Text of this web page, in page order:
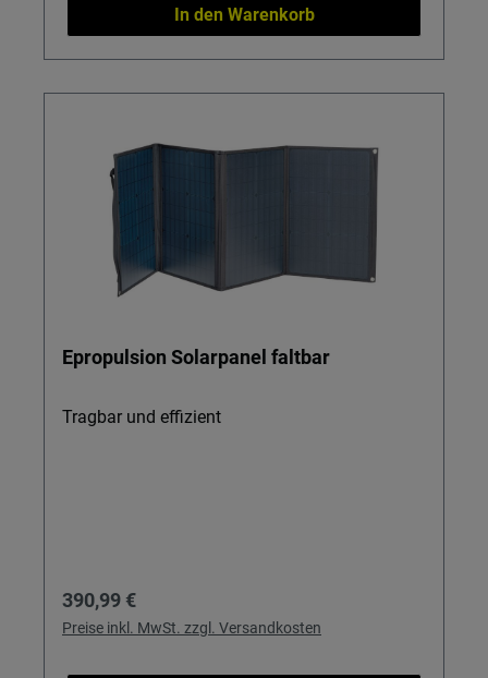
In den Warenkorb
Epropulsion Solarpanel faltbar
Tragbar und effizient
Regulärer Preis:
390,99 €
Preise inkl. MwSt. zzgl. Versandkosten